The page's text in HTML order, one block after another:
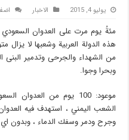
يوليو 4, 2015 الاخبار
مئةُ يوم مرت على العدوان السعودي
هذه الدولة العربية وشعبها لا
من الشهداء والجرحى وتدمير البنى
وبحرا وجوا.
موعود: 100 يوم من
الشعب اليمني ، استهدف فيه
وجرح ودمر وسفك الدماء ، وبدون